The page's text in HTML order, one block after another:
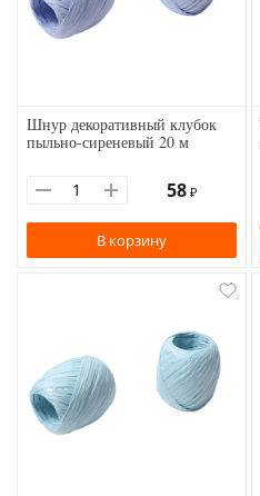
Шнур декоративный клубок
пыльно-сиреневый 20 м
58 ₽
В корзину